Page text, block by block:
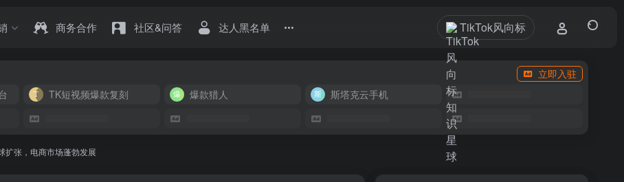
商务合作 社区&问答 达人黑名单 TikTok风向标
立即入驻
TK短视频爆款复刻 爆款猎人 斯塔克云手机
扩张，电商市场蓬勃发展